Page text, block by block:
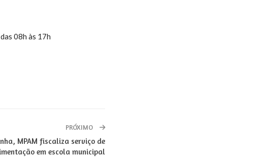
08h às 17h
PRÓXIMO
MPAM fiscaliza serviço de
em escola municipal